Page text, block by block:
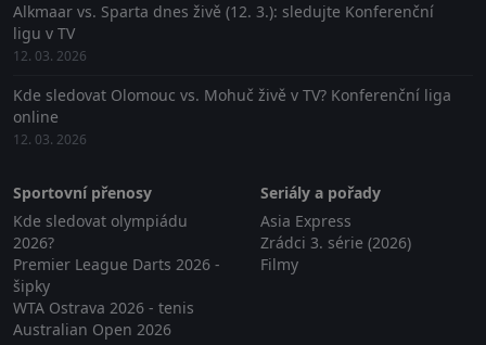
Alkmaar vs. Sparta dnes živě (12. 3.): sledujte Konferenční
ligu v TV
12. 03. 2026
Kde sledovat Olomouc vs. Mohuč živě v TV? Konferenční liga
online
12. 03. 2026
Sportovní přenosy
Kde sledovat olympiádu
2026?
Premier League Darts 2026 -
šipky
WTA Ostrava 2026 - tenis
Australian Open 2026
Seriály a pořady
Asia Express
Zrádci 3. série (2026)
Filmy